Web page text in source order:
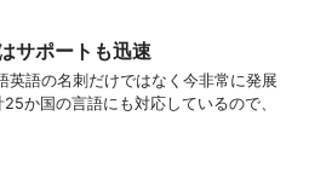
ポートも迅速
語の名刺だけではなく今非常に発展
か国の言語にも対応しているので、